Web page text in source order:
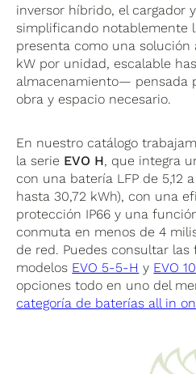
inversor híbrido, el cargador
simplificando notablemente
presenta como una solución
kW por unidad, escalable
almacenamiento— pensada
obra y espacio necesario.
En nuestro catálogo
la serie EVO H, que integra
con una batería LFP de 5,12
hasta 30,72 kWh), con una
protección IP66 y una
conmuta en menos de 4
de red. Puedes consultar
modelos EVO 5-5-H y EVO
opciones todo en uno del
categoría de baterías all in